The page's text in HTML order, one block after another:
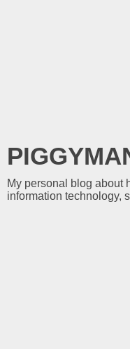
My personal blog about
information technology,